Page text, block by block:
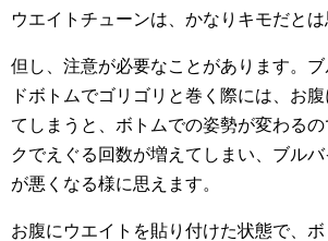
ウエイトチューンは、かなりキモだとは
但し、注意が必要なことがあります。
ドボトムでゴリゴリと巻く際には、お
てしまうと、ボトムでの姿勢が変わる
クでえぐる回数が増えてしまい、ブル
が悪くなる様に思えます。
お腹にウエイトを貼り付けた状態で、